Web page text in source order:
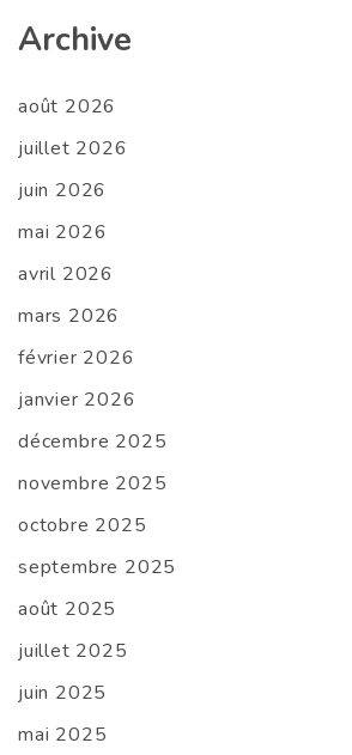
Archive
août 2026
juillet 2026
juin 2026
mai 2026
avril 2026
mars 2026
février 2026
janvier 2026
décembre 2025
novembre 2025
octobre 2025
septembre 2025
août 2025
juillet 2025
juin 2025
mai 2025